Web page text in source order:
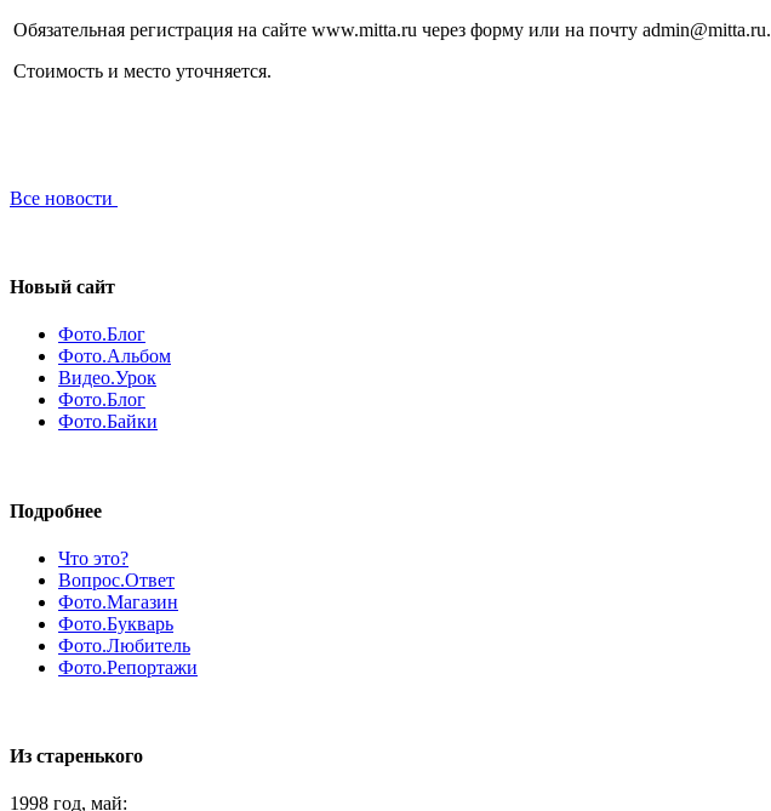
Обязательная регистрация на сайте www.mitta.ru через форму или на почту admin@mitta.ru.
Стоимость и место уточняется.
Все новости
Новый сайт
Фото.Блог
Фото.Альбом
Видео.Урок
Фото.Блог
Фото.Байки
Подробнее
Что это?
Вопрос.Ответ
Фото.Магазин
Фото.Букварь
Фото.Любитель
Фото.Репортажи
Из старенького
1998 год, май: